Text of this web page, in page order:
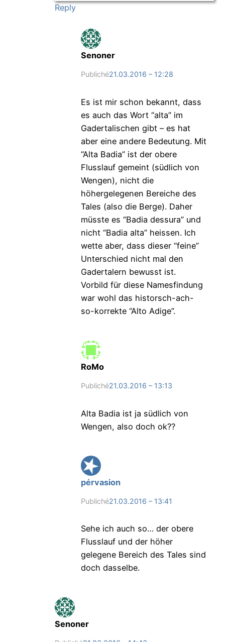
Reply
Senoner
Publiché21.03.2016 – 12:28
Es ist mir schon bekannt, dass
es auch das Wort “alta” im
Gadertalischen gibt – es hat
aber eine andere Bedeutung. Mit
“Alta Badia” ist der obere
Flusslauf gemeint (südlich von
Wengen), nicht die
höhergelegenen Bereiche des
Tales (also die Berge). Daher
müsste es “Badia dessura” und
nicht “Badia alta” heissen. Ich
wette aber, dass dieser “feine”
Unterschied nicht mal den
Gadertalern bewusst ist.
Vorbild für diese Namesfindung
war wohl das historsch-ach-
so-korrekte “Alto Adige”.
RoMo
Publiché21.03.2016 – 13:13
Alta Badia ist ja südlich von
Wengen, also doch ok??
pérvasion
Publiché21.03.2016 – 13:41
Sehe ich auch so… der obere
Flusslauf und der höher
gelegene Bereich des Tales sind
doch dasselbe.
Senoner